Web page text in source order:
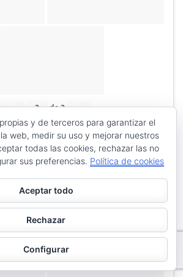
« ‹ de2 ›
»
y de terceros para garantizar el
web, medir su uso y mejorar nuestros
todas las cookies, rechazar las no
sus preferencias. Política de cookies
Aceptar todo
Rechazar
Configurar